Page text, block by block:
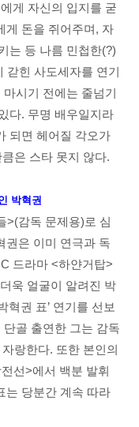
게 자신의 입지를 굳
게 돈을 쥐어주며, 자
는 등 나름 민첩한(?)
갇힌 사도세자를 연기
시기 전에는 줄넘기
다. 무명 배우일지라
되면 헤어질 각오가
큼은 스타 못지 않다.
박혁권
>(감독 문제용)로 심
권은 이미 연극과 독
드라마 <하얀거탑>
욱 얼굴이 알려진 박
혁권 표’ 연기를 선보
골 출연한 그는 감독
랑한다. 또한 본인의
선>에서 백분 발휘
는 당분간 계속 따라